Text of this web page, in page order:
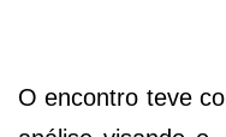
O encontro teve